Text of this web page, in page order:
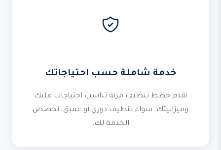
خدمة شاملة حسب احتياجاتك
نقدم خطط تنظيف مرنة تناسب احتياجات فلتك
وميزانيتك. سواء تنظيف دوري أو عميق، نخصص
الخدمة لك.